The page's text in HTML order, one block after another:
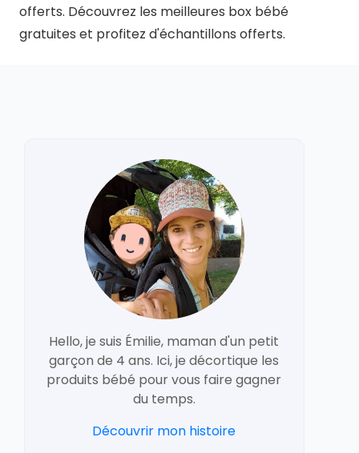
offerts. Découvrez les meilleures box bébé
gratuites et profitez d'échantillons offerts.
Hello, je suis Émilie, maman d'un petit
garçon de 4 ans. Ici, je décortique les
produits bébé pour vous faire gagner
du temps.
Découvrir mon histoire